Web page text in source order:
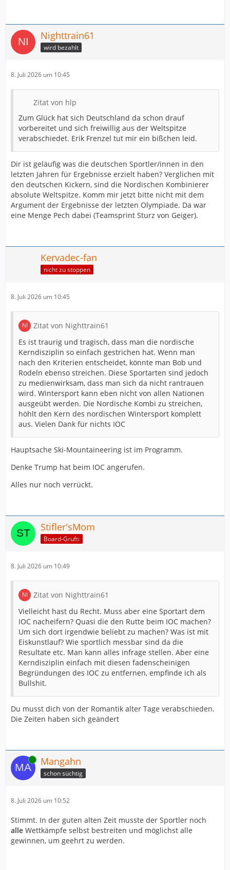
Nighttrain61
wird bezahlt
8. Juli 2026 um 10:45
Zitat von hlp
Zum Glück hat sich Deutschland da schon drauf
vorbereitet und sich freiwillig aus der Weltspitze
verabschiedet. Erik Frenzel tut mir ein bißchen leid.
Dir ist geläufig was die deutschen Sportler/innen in den
letzten Jahren für Ergebnisse erzielt haben? Verglichen mit
den deutschen Kickern, sind die Nordischen Kombinierer
absolute Weltspitze. Komm mir jetzt bitte nicht mit dem
Argument der Ergebnisse der letzten Olympiade. Da war
eine Menge Pech dabei (Teamsprint Sturz von Geiger).
Kervadec-fan
nicht zu stoppen
8. Juli 2026 um 10:45
Zitat von Nighttrain61
Es ist traurig und tragisch, dass man die nordische
Kerndisziplin so einfach gestrichen hat. Wenn man
nach den Kriterien entscheidet, könnte man Bob und
Rodeln ebenso streichen. Diese Sportarten sind jedoch
zu medienwirksam, dass man sich da nicht rantrauen
wird. Wintersport kann eben nicht von allen Nationen
ausgeübt werden. Die Nordische Kombi zu streichen,
höhlt den Kern des nordischen Wintersport komplett
aus. Vielen Dank für nichts IOC
Hauptsache Ski-Mountaineering ist im Programm.
Denke Trump hat beim IOC angerufen.
Alles nur noch verrückt.
Stifler'sMom
Board-Grufti
8. Juli 2026 um 10:49
Zitat von Nighttrain61
Vielleicht hast du Recht. Muss aber eine Sportart dem
IOC nacheifern? Quasi die den Rutte beim IOC machen?
Um sich dort irgendwie beliebt zu machen? Was ist mit
Eiskunstlauf? Wie sportlich messbar sind da die
Resultate etc. Man kann alles infrage stellen. Aber eine
Kerndisziplin einfach mit diesen fadenscheinigen
Begründungen des IOC zu entfernen, empfinde ich als
Bullshit.
Du musst dich von der Romantik alter Tage verabschieden.
Die Zeiten haben sich geändert
Online Mangahn
schon süchtig
8. Juli 2026 um 10:52
Stimmt. In der guten alten Zeit musste der Sportler noch
alle Wettkämpfe selbst bestreiten und möglichst alle
gewinnen, um geehrt zu werden.